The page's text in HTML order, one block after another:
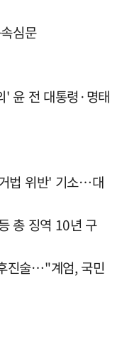
심문
' 윤 전 대통령·명태
법 위반' 기소…대
총 징역 10년 구
진술…"계엄, 국민